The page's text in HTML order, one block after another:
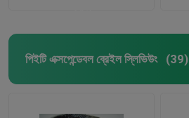
পিইটি এক্সপেন্ডেবল ব্রেইল স্লিভিউং (39)